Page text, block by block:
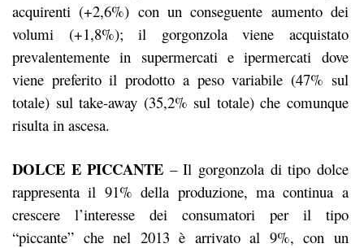
acquirenti (+2,6%) con un conseguente aumento dei
volumi (+1,8%); il gorgonzola viene acquistato
prevalentemente in supermercati e ipermercati dove
viene preferito il prodotto a peso variabile (47% sul
totale) sul take-away (35,2% sul totale) che comunque
risulta in ascesa.
DOLCE E PICCANTE – Il gorgonzola di tipo dolce
rappresenta il 91% della produzione, ma continua a
crescere l’interesse dei consumatori per il tipo
“piccante” che nel 2013 è arrivato al 9%, con un